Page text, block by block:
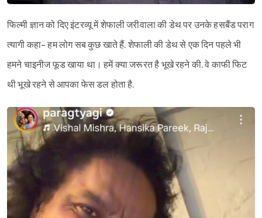
फिल्मी ज्ञान को दिए इंटरव्यू में शेफाली जरीवाला की डेथ पर उनके हसबैंड पराग
त्यागी कहा- हम लोग सब कुछ खाते हैं. शेफाली की डेथ से एक दिन पहले भी
हमने चाइनीज फूड खाया था। हमें क्या जरूरत है भूखे रहने की. वे काफी फिट
थी भूखे रहने से आपका फेस डल होता है.